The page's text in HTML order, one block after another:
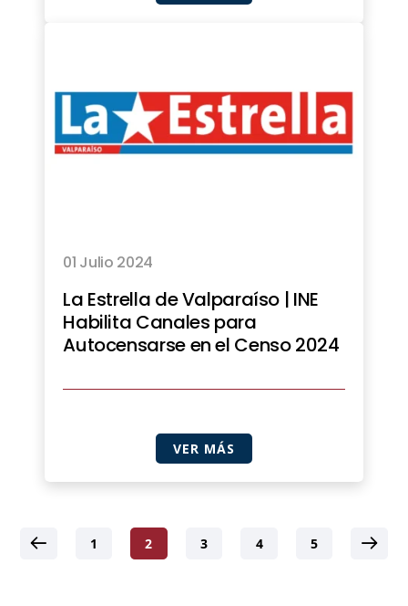
01 Julio 2024
La Estrella de Valparaíso | INE
Habilita Canales para
Autocensarse en el Censo 2024
VER MÁS
1 2 3 4 5